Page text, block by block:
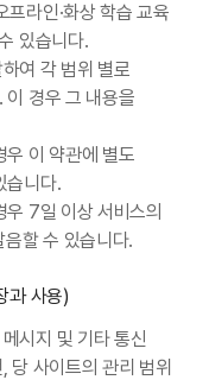
라인·화상 학습 교육
있습니다.
여 각 범위 별로
이 경우 그 내용을
이 약관에 별도
습니다.
7일 이상 서비스의
할 수 있습니다.
과 사용)
시지 및 기타 통신
당 사이트의 관리 범위